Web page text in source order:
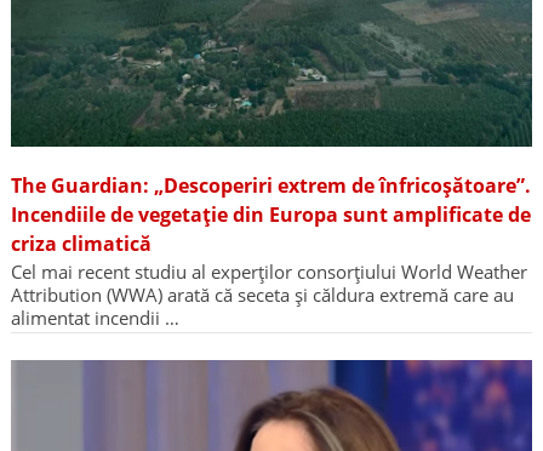
The Guardian: „Descoperiri extrem de înfricoșătoare”.
Incendiile de vegetație din Europa sunt amplificate de
criza climatică
Cel mai recent studiu al experților consorțiului World Weather
Attribution (WWA) arată că seceta și căldura extremă care au
alimentat incendii …